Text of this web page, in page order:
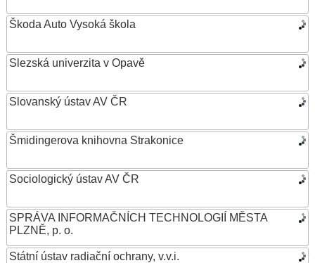
Škoda Auto Vysoká škola
Slezská univerzita v Opavě
Slovanský ústav AV ČR
Šmidingerova knihovna Strakonice
Sociologický ústav AV ČR
SPRÁVA INFORMAČNÍCH TECHNOLOGIÍ MĚSTA
PLZNĚ, p. o.
Státní ústav radiační ochrany, v.v.i.